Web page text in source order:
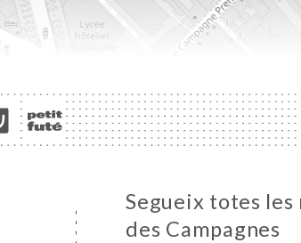
Segueix totes
des Campagnes